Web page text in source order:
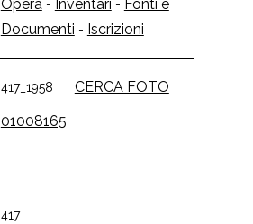
Opera - Inventari - Fonti e
Documenti - Iscrizioni
417_1958 CERCA FOTO
01008165
417